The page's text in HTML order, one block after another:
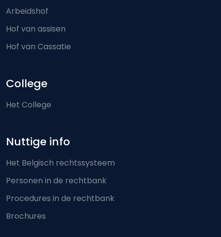
Arbeidshof
Hof van assisen
Hof van Cassatie
College
Het College
Nuttige info
Het Belgisch rechtssysteem
Personen in de rechtbank
Procedures in de rechtbank
Brochures